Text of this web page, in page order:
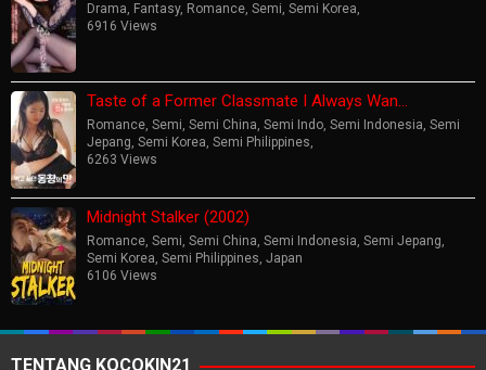
Drama, Fantasy, Romance, Semi, Semi Korea,
6916 Views
Taste of a Former Classmate I Always Wan…
Romance, Semi, Semi China, Semi Indo, Semi Indonesia, Semi
Jepang, Semi Korea, Semi Philippines,
6263 Views
Midnight Stalker (2002)
Romance, Semi, Semi China, Semi Indonesia, Semi Jepang,
Semi Korea, Semi Philippines, Japan
6106 Views
TENTANG KOCOKIN21